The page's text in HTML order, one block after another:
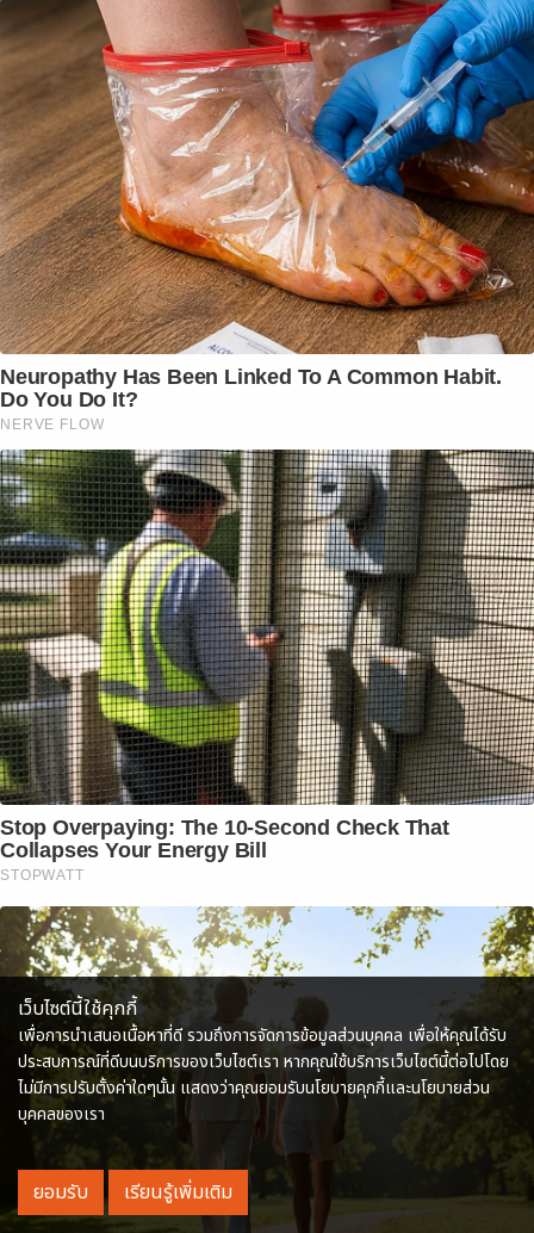
Neuropathy Has Been Linked To A Common Habit.
Do You Do It?
NERVE FLOW
Stop Overpaying: The 10-Second Check That
Collapses Your Energy Bill
STOPWATT
เว็บไซต์นี้ใช้คุกกี้
เพื่อการนำเสนอเนื้อหาที่ดี รวมถึงการจัดการข้อมูลส่วนบุคคล เพื่อให้คุณได้รับ
ประสบการณ์ที่ดีบนบริการของเว็บไซต์เรา หากคุณใช้บริการเว็บไซต์นี้ต่อไปโดย
ไม่มีการปรับตั้งค่าใดๆนั้น แสดงว่าคุณยอมรับนโยบายคุกกี้และนโยบายส่วน
บุคคลของเรา
ยอมรับ เรียนรู้เพิ่มเติม